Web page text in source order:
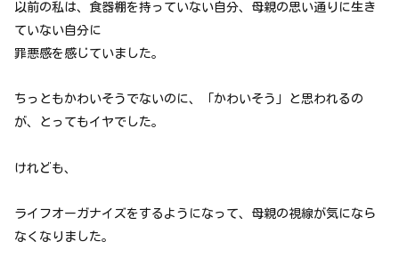
以前の私は、食器棚を持っていない自分、母親の思い通りに生き
ていない自分に
罪悪感を感じていました。
ちっともかわいそうでないのに、「かわいそう」と思われるの
が、とってもイヤでした。
けれども、
ライフオーガナイズをするようになって、母親の視線が気になら
なくなりました。